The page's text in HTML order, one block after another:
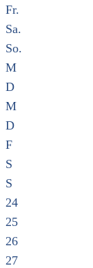
Fr.
Sa.
So.
M
D
M
D
F
S
S
24
25
26
27